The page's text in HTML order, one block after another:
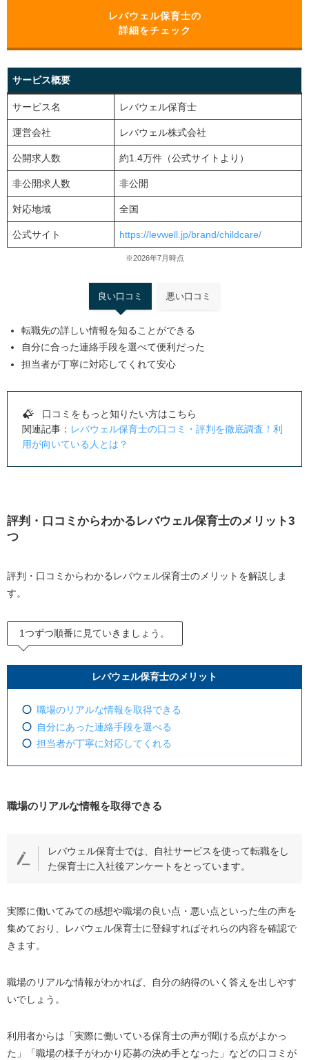
レバウェル保育士の
詳細をチェック
サービス概要
サービス名 レバウェル保育士
運営会社 レバウェル株式会社
公開求人数 約1.4万件（公式サイトより）
非公開求人数 非公開
対応地域 全国
公式サイト https://levwell.jp/brand/childcare/
※2026年7月時点
良い口コミ 悪い口コミ
転職先の詳しい情報を知ることができる
自分に合った連絡手段を選べて便利だった
担当者が丁寧に対応してくれて安心
口コミをもっと知りたい方はこちら
関連記事： レバウェル保育士の口コミ・評判を徹底調査！利
用が向いている人とは？
評判・口コミからわかるレバウェル保育士のメリット3
つ
評判・口コミからわかるレバウェル保育士のメリットを解説しま
す。
1つずつ順番に見ていきましょう。
レバウェル保育士のメリット
職場のリアルな情報を取得できる
自分にあった連絡手段を選べる
担当者が丁寧に対応してくれる
職場のリアルな情報を取得できる
レバウェル保育士では、自社サービスを使って転職をし
た保育士に入社後アンケートをとっています。
実際に働いてみての感想や職場の良い点・悪い点といった生の声を
集めており、レバウェル保育士に登録すればそれらの内容を確認で
きます。
職場のリアルな情報がわかれば、自分の納得のいく答えを出しやす
いでしょう。
利用者からは「実際に働いている保育士の声が聞ける点がよかっ
た」「職場の様子がわかり応募の決め手となった」などの口コミが